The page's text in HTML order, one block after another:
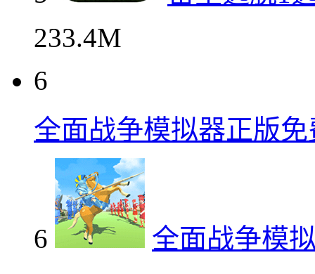
233.4M
6
全面战争模拟器正版
6
全面战争模